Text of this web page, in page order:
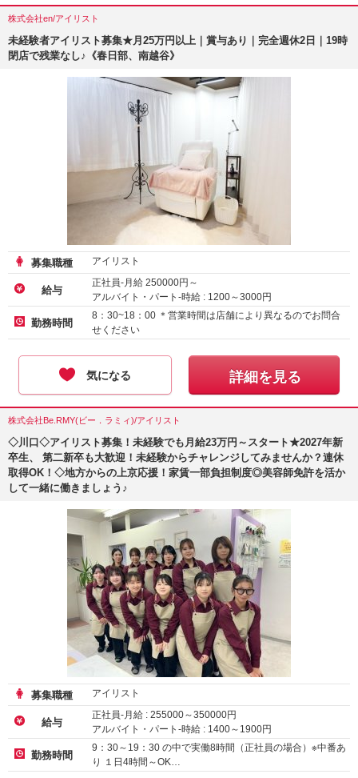
株式会社en/アイリスト
未経験者アイリスト募集★月25万円以上｜賞与あり｜完全週休2日｜19時
閉店で残業なし♪《春日部、南越谷》
募集職種 アイリスト
給与
正社員-月給 250000円～
アルバイト・パート-時給 : 1200～3000円
勤務時間
8：30~18：00 ＊営業時間は店舗により異なるのでお問合
せください
気になる 詳細を見る
株式会社Be.RMY(ビー．ラミィ)/アイリスト
◇川口◇アイリスト募集！未経験でも月給23万円～スタート★2027年新
卒生、 第二新卒も大歓迎！未経験からチャレンジしてみませんか？連休
取得OK！◇地方からの上京応援！家賃一部負担制度◎美容師免許を活か
して一緒に働きましょう♪
募集職種 アイリスト
給与
正社員-月給 : 255000～350000円
アルバイト・パート-時給 : 1400～ 1900円
正社員（新卒）-月給230000円～
勤務時間
9：30～19：30 の中で実働8時間（正社員の場合）※中番あ
り １日4時間～OK…